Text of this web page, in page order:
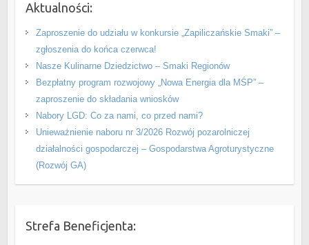
Aktualności:
Zaproszenie do udziału w konkursie „Zapiliczańskie Smaki” –
zgłoszenia do końca czerwca!
Nasze Kulinarne Dziedzictwo – Smaki Regionów
Bezpłatny program rozwojowy „Nowa Energia dla MŚP” –
zaproszenie do składania wniosków
Nabory LGD: Co za nami, co przed nami?
Unieważnienie naboru nr 3/2026 Rozwój pozarolniczej
działalności gospodarczej – Gospodarstwa Agroturystyczne
(Rozwój GA)
Strefa Beneficjenta: